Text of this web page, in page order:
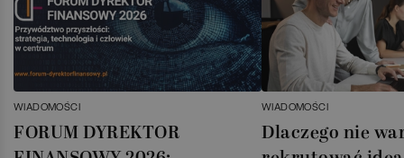
WIADOMOŚCI
FORUM DYREKTOR
WIADOMOŚCI
Dlaczego nie